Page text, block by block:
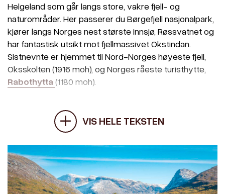
Helgeland som går langs store, vakre fjell- og
naturområder. Her passerer du Børgefjell nasjonalpark,
kjører langs Norges nest største innsjø, Røssvatnet og
har fantastisk utsikt mot fjellmassivet Okstindan.
Sistnevnte er hjemmet til Nord-Norges høyeste fjell,
Oksskolten (1916 moh), og Norges råeste turisthytte,
Rabothytta (1180 moh).
VIS HELE TEKSTEN